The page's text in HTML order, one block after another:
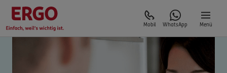
Mobil WhatsApp Menü